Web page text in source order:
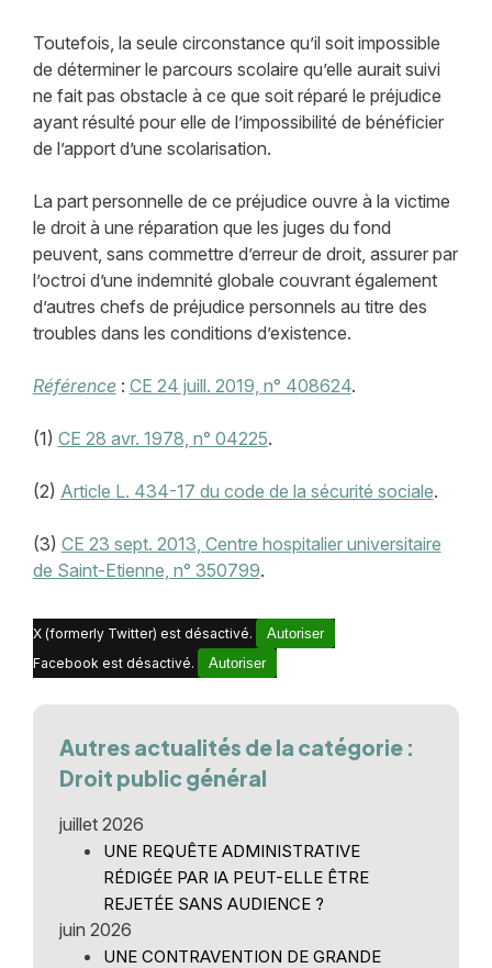
Toutefois, la seule circonstance qu’il soit impossible
de déterminer le parcours scolaire qu’elle aurait suivi
ne fait pas obstacle à ce que soit réparé le préjudice
ayant résulté pour elle de l’impossibilité de bénéficier
de l’apport d’une scolarisation.
La part personnelle de ce préjudice ouvre à la victime
le droit à une réparation que les juges du fond
peuvent, sans commettre d’erreur de droit, assurer par
l’octroi d’une indemnité globale couvrant également
d’autres chefs de préjudice personnels au titre des
troubles dans les conditions d’existence.
Référence: CE 24 juill. 2019, n° 408624.
(1) CE 28 avr. 1978, n° 04225.
(2) Article L. 434-17 du code de la sécurité sociale.
(3) CE 23 sept. 2013, Centre hospitalier universitaire
de Saint-Etienne, n° 350799.
X (formerly Twitter) est désactivé.
Autoriser
Facebook est désactivé.
Autoriser
Autres actualités de la catégorie :
Droit public général
juillet 2026
UNE REQUÊTE ADMINISTRATIVE
RÉDIGÉE PAR IA PEUT-ELLE ÊTRE
REJETÉE SANS AUDIENCE ?
juin 2026
UNE CONTRAVENTION DE GRANDE